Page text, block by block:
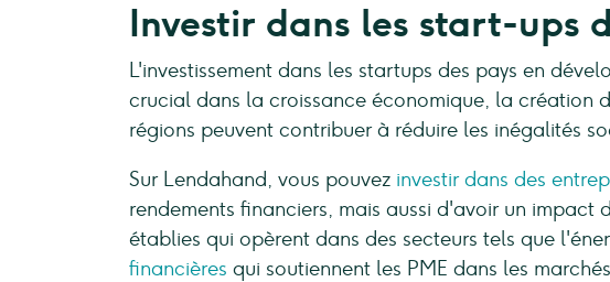
Investir dans les start-ups
L'investissement dans les startups des pays en
crucial dans la croissance économique, la création
régions peuvent contribuer à réduire les inégalités
Sur Lendahand, vous pouvez investir dans des
rendements financiers, mais aussi d'avoir un impact
établies qui opèrent dans des secteurs tels que
financières qui soutiennent les PME dans les